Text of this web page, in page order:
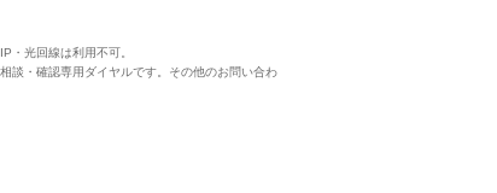
・光回線は利用不可。
談・確認専用ダイヤルです。その他のお問い合わ